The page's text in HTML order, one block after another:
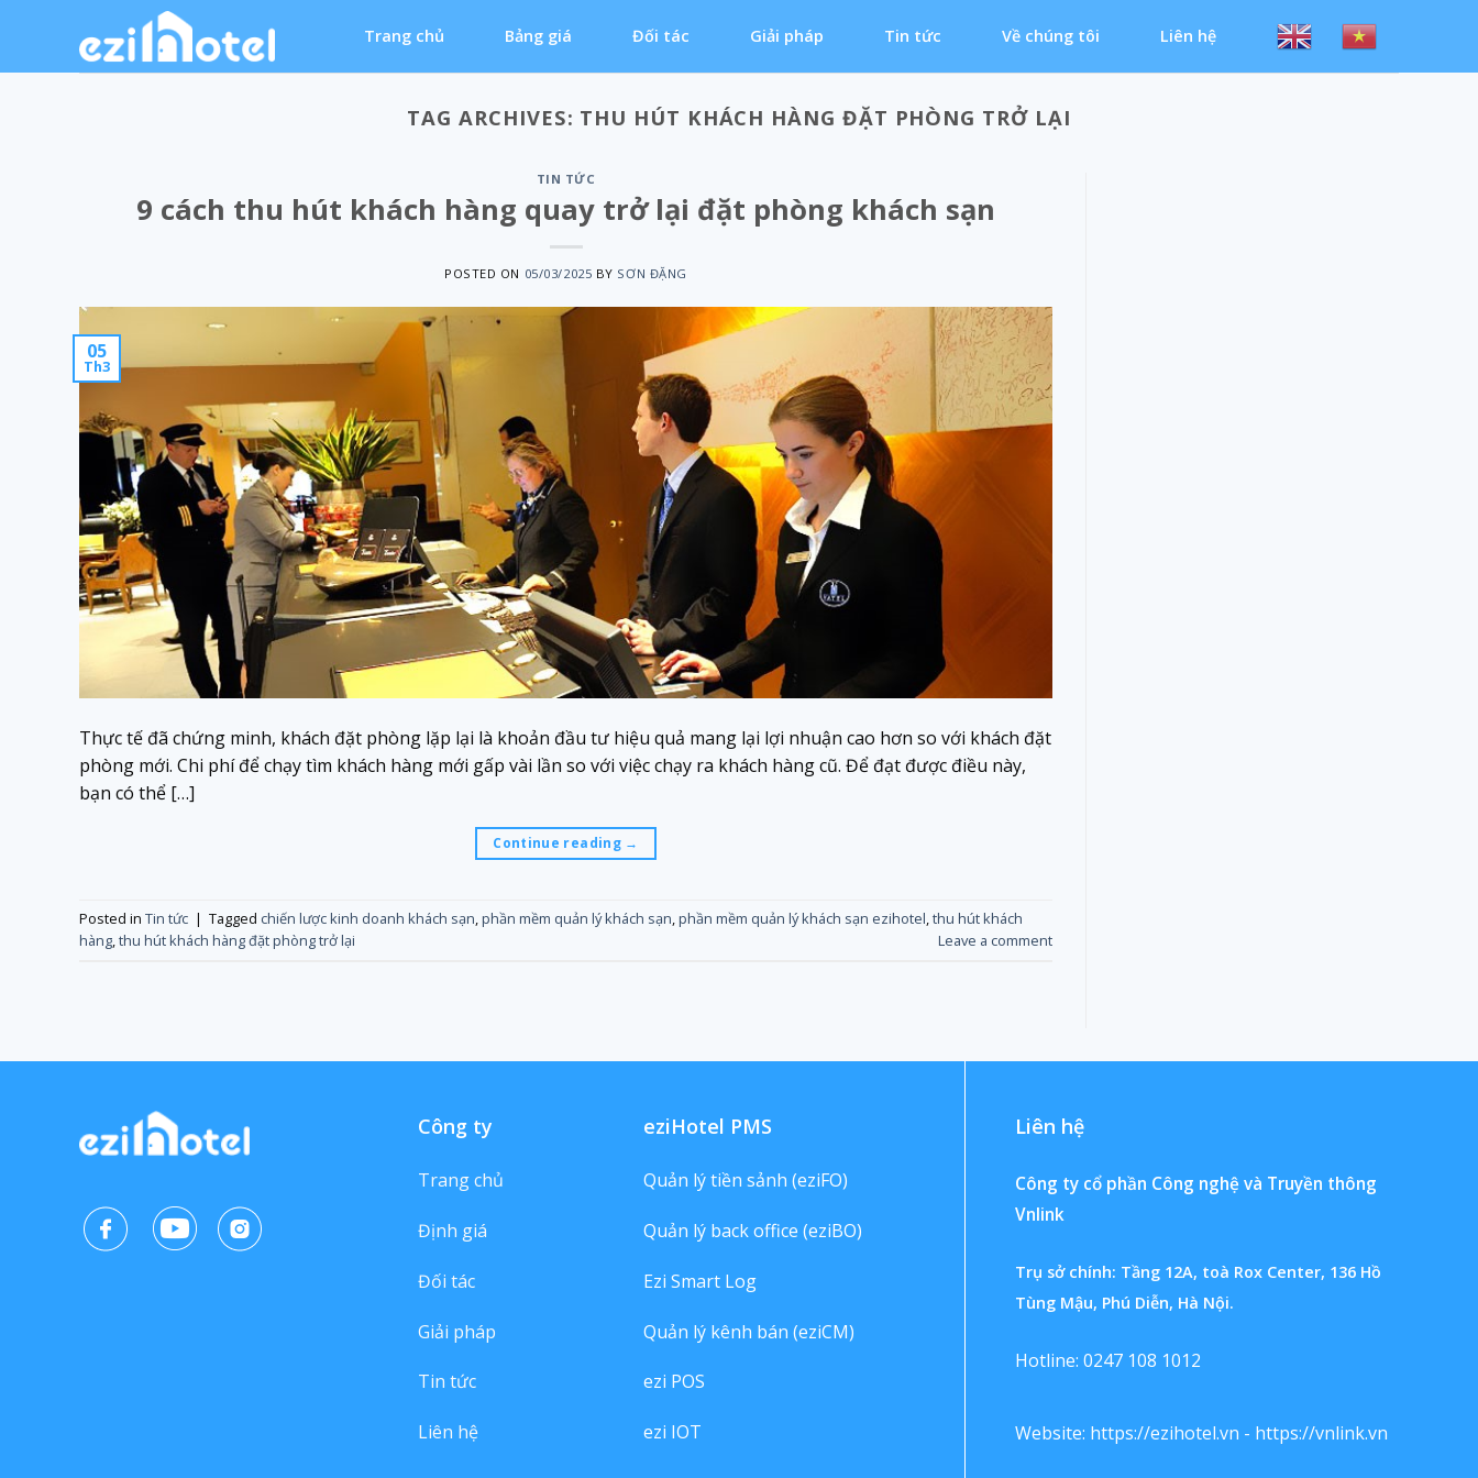
content
Trang chủ Bảng giá Đối tác Giải pháp Tin tức Về chúng tôi Liên hệ
TAG ARCHIVES: THU HÚT KHÁCH HÀNG ĐẶT PHÒNG TRỞ LẠI
TIN TỨC
9 cách thu hút khách hàng quay trở lại đặt phòng khách sạn
POSTED ON 05/03/2025 BY SƠN ĐẶNG
05
Th3
Thực tế đã chứng minh, khách đặt phòng lặp lại là khoản đầu tư hiệu quả mang lại lợi nhuận cao hơn so với khách đặt
phòng mới. Chi phí để chạy tìm khách hàng mới gấp vài lần so với việc chạy ra khách hàng cũ. Để đạt được điều này,
bạn có thể […]
Continue reading →
Posted in Tin tức | Tagged chiến lược kinh doanh khách sạn,phần mềm quản lý khách sạn,phần mềm quản lý khách sạn ezihotel,thu hút khách
hàng,thu hút khách hàng đặt phòng trở lại Leave a comment
Công ty
Trang chủ
Định giá
Đối tác
Giải pháp
Tin tức
Liên hệ
eziHotel PMS
Quản lý tiền sảnh (eziFO)
Quản lý back office (eziBO)
Ezi Smart Log
Quản lý kênh bán (eziCM)
ezi POS
ezi IOT
Liên hệ
Công ty cổ phần Công nghệ và Truyền thông
Vnlink
Trụ sở chính: Tầng 12A, toà Rox Center, 136 Hồ
Tùng Mậu, Phú Diễn, Hà Nội.
Hotline: 0247 108 1012
Website: https://ezihotel.vn - https://vnlink.vn